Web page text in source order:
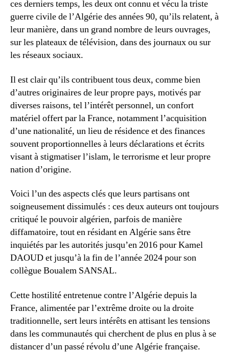
de
l’islamisme
et
du
commencé
Algérie.
ces derniers temps, les deux ont connu et vécu la triste
guerre civile de l’Algérie des années 90, qu’ils relatent, à
leur manière, dans un grand nombre de leurs ouvrages,
sur les plateaux de télévision, dans des journaux ou sur
les réseaux sociaux.
Il est clair qu’ils contribuent tous deux, comme bien
d’autres originaires de leur propre pays, motivés par
diverses raisons, tel l’intérêt personnel, un confort
matériel offert par la France, notamment l’acquisition
d’une nationalité, un lieu de résidence et des finances
souvent proportionnelles à leurs déclarations et écrits
visant à stigmatiser l’islam, le terrorisme et leur propre
nation d’origine.
Voici l’un des aspects clés que leurs partisans ont
soigneusement dissimulés : ces deux auteurs ont toujours
critiqué le pouvoir algérien, parfois de manière
diffamatoire, tout en résidant en Algérie sans être
inquiétés par les autorités jusqu’en 2016 pour Kamel
DAOUD et jusqu’à la fin de l’année 2024 pour son
collègue Boualem SANSAL.
Cette hostilité entretenue contre l’Algérie depuis la
France, alimentée par l’extrême droite ou la droite
traditionnelle, sert leurs intérêts en attisant les tensions
dans les communautés qui cherchent de plus en plus à se
distancer d’un passé révolu d’une Algérie française.